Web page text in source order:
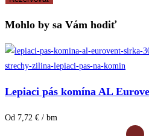
Mohlo by sa Vám hodiť
Lepiaci pás komína AL
Od 7,72 € / bm